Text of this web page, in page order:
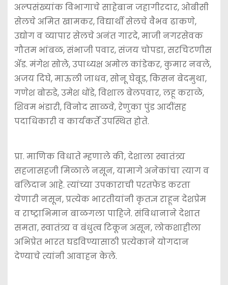
अल्पसंख्यांक विभागाचे साहेबान जहागीरदार, ओबीसी
सेलचे अमित खामकर, विद्यार्थी सेलचे वैभव ढाकणे,
उद्योग व व्यापार सेलचे अनंत गारदे, माजी नगरसेवक
गौतम भांबळ, संभाजी पवार, संजय चोपडा, सरचिटणीस
अ‍ॅड. मंगेश सोले, उपाध्यक्ष अमोल कांडेकर, कुमार नवले,
अजय दिघे, माऊली जाधव, सोनू घेबूड, किसन बेदमुथा,
गणेश बोरुडे, उमेश धोंडे, विशाल बेलपवार, लहू कराळे,
शिवम भंडारी, विनोद साळवे, रेणुका पुंड आदींसह
पदाधिकारी व कार्यकर्ते उपस्थित होते.
प्रा. माणिक विधाते म्हणाले की, देशाला स्वातंत्र्य
सहजासहजी मिळाले नसून, यामागे अनेकांचा त्याग व
बलिदान आहे. त्यांच्या उपकाराची परतफेड करता
येणारी नसून, प्रत्येक भारतीयांनी कृतज्ञ राहून देशप्रेम
व राष्ट्राभिमान बाळगला पाहिजे. संविधानाने देशात
समता, स्वातंत्र्य व बंधुत्व टिकून असून, लोकशाहीला
अभिप्रेत भारत घडविण्यासाठी प्रत्येकाने योगदान
देण्याचे त्यांनी आवाहन केले.